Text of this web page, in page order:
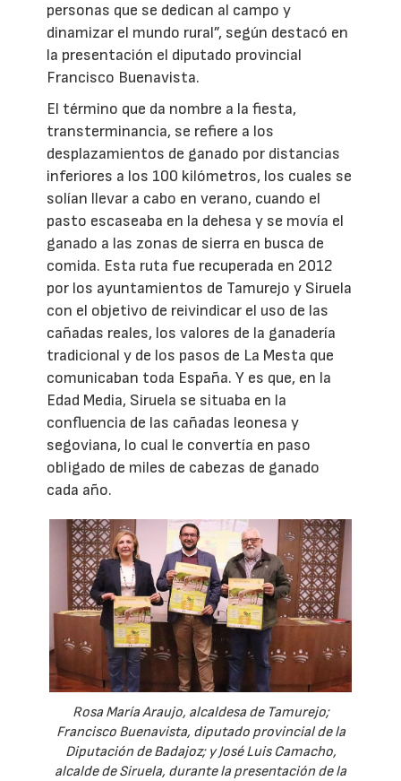
personas que se dedican al campo y
dinamizar el mundo rural”, según destacó en
la presentación el diputado provincial
Francisco Buenavista.
El término que da nombre a la fiesta,
transterminancia, se refiere a los
desplazamientos de ganado por distancias
inferiores a los 100 kilómetros, los cuales se
solían llevar a cabo en verano, cuando el
pasto escaseaba en la dehesa y se movía el
ganado a las zonas de sierra en busca de
comida. Esta ruta fue recuperada en 2012
por los ayuntamientos de Tamurejo y Siruela
con el objetivo de reivindicar el uso de las
cañadas reales, los valores de la ganadería
tradicional y de los pasos de La Mesta que
comunicaban toda España. Y es que, en la
Edad Media, Siruela se situaba en la
confluencia de las cañadas leonesa y
segoviana, lo cual le convertía en paso
obligado de miles de cabezas de ganado
cada año.
Rosa María Araujo, alcaldesa de Tamurejo;
Francisco Buenavista, diputado provincial de la
Diputación de Badajoz; y José Luis Camacho,
alcalde de Siruela, durante la presentación de la